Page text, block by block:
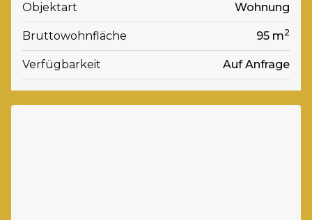
Objektart Wohnung
Bruttowohnfläche 95 m2
Verfügbarkeit Auf Anfrage